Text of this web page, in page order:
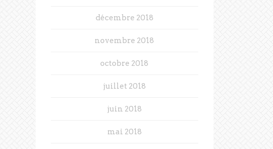
décembre 2018
novembre 2018
octobre 2018
juillet 2018
juin 2018
mai 2018